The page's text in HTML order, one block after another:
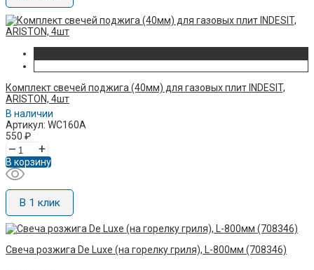
Комплект свечей поджига (40мм) для газовых плит INDESIT,
ARISTON, 4шт
В наличии
Артикул: WC160A
550 ₽
– +
В корзину
В 1 клик
Свеча розжига De Luxe (на горелку гриля), L-800мм (708346)